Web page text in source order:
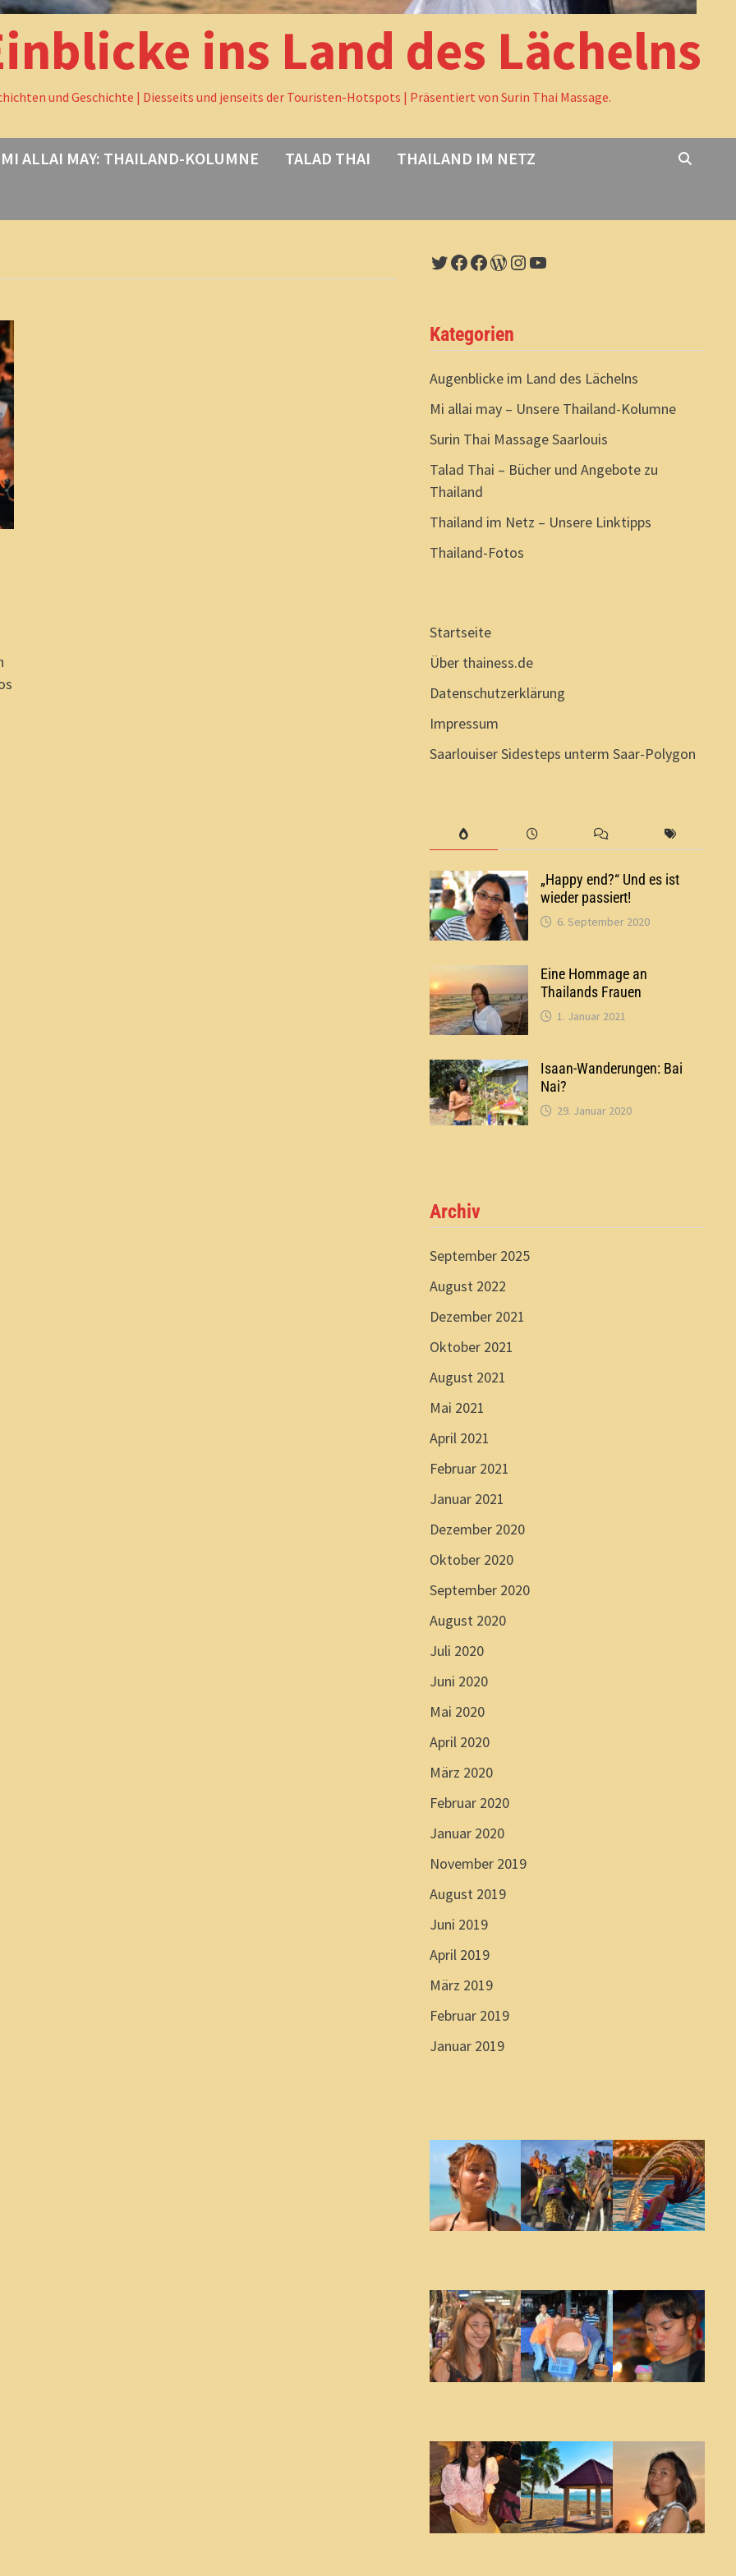
ins Land des Lächelns
und Geschichte | Diesseits und jenseits der Touristen-Hotspots | Präsentiert von Surin Thai Massage.
MI ALLAI MAY: THAILAND-KOLUMNE TALAD THAI
THAILAND IM NETZ
Twitter
Facebook
Facebook
WordPress
Instagram
YouTube
Kategorien
Augenblicke im Land des Lächelns
Mi allai may – Unsere Thailand-Kolumne
Surin Thai Massage Saarlouis
Talad Thai – Bücher und Angebote zu
Thailand
Thailand im Netz – Unsere Linktipps
Thailand-Fotos
Startseite
Über thainess.de
Datenschutzerklärung
Impressum
Saarlouiser Sidesteps unterm Saar-Polygon
„Happy end?“ Und es ist
wieder passiert!
6. September 2020
Eine Hommage an
Thailands Frauen
1. Januar 2021
Isaan-Wanderungen: Bai
Nai?
29. Januar 2020
Archiv
September 2025
August 2022
Dezember 2021
Oktober 2021
August 2021
Mai 2021
April 2021
Februar 2021
Januar 2021
Dezember 2020
Oktober 2020
September 2020
August 2020
Juli 2020
Juni 2020
Mai 2020
April 2020
März 2020
Februar 2020
Januar 2020
November 2019
August 2019
Juni 2019
April 2019
März 2019
Februar 2019
Januar 2019